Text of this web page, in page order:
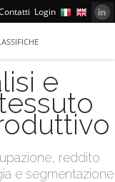
Login
e
reddito
e segmentazione